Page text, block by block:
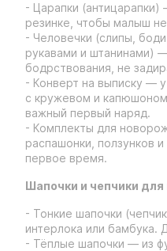
- Царапки (антицарапки)
резинке, чтобы малыш
- Человечки (слипы,
рукавами и штанинами)
бодрствования, не
- Конверт на выписку —
с кружевом и
важный первый наряд.
- Комплекты для
распашонки, ползунков
первое время.
Шапочки и чепчики
- Тонкие шапочки
интерлока или бамбука.
- Тёплые шапочки — из